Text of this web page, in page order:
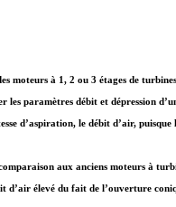
moteurs à 1, 2 ou 3 étages de
les paramètres débit et dépression
d’aspiration, le débit d’air,
aux anciens moteurs à
élevé du fait de l’ouverture